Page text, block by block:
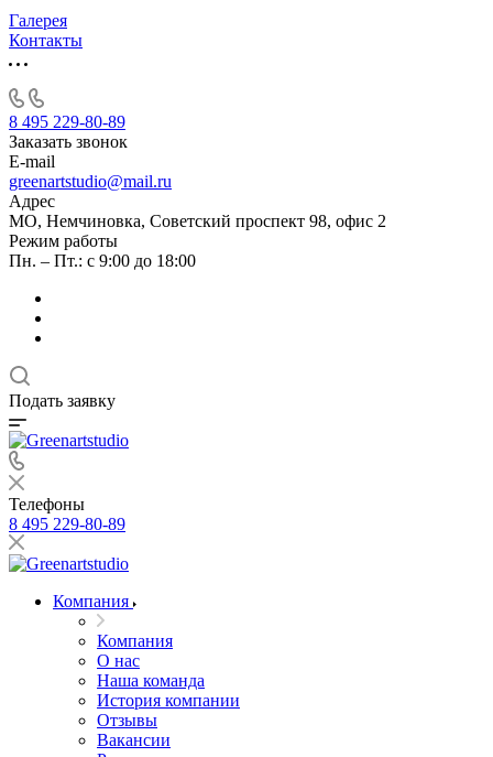
Галерея
Контакты
8 495 229-80-89
Заказать звонок
E-mail
greenartstudio@mail.ru
Адрес
МО, Немчиновка, Советский проспект 98, офис 2
Режим работы
Пн. – Пт.: с 9:00 до 18:00
Подать заявку
Телефоны
8 495 229-80-89
Компания
Компания
О нас
Наша команда
История компании
Отзывы
Вакансии